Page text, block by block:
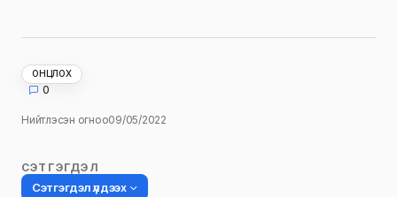
ОНЦЛОХ
0
Нийтлэсэн огноо09/05/2022
СЭТГЭГДЭЛ
Сэтгэгдэл үлдээх